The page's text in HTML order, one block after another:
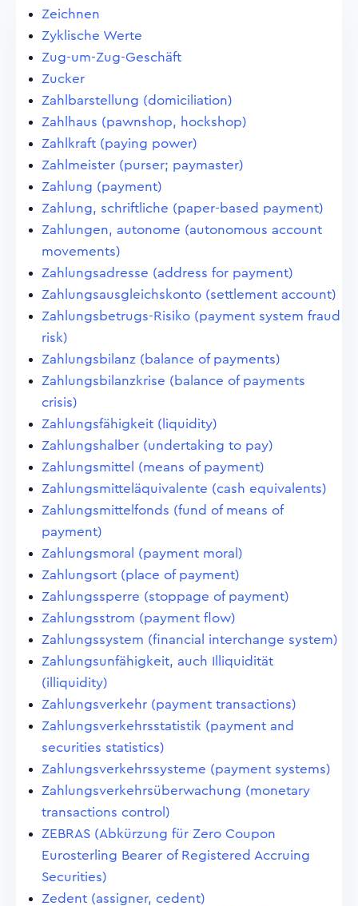
Zeichnen
Zyklische Werte
Zug-um-Zug-Geschäft
Zucker
Zahlbarstellung (domiciliation)
Zahlhaus (pawnshop, hockshop)
Zahlkraft (paying power)
Zahlmeister (purser; paymaster)
Zahlung (payment)
Zahlung, schriftliche (paper-based payment)
Zahlungen, autonome (autonomous account
movements)
Zahlungsadresse (address for payment)
Zahlungsausgleichskonto (settlement account)
Zahlungsbetrugs-Risiko (payment system fraud
risk)
Zahlungsbilanz (balance of payments)
Zahlungsbilanzkrise (balance of payments
crisis)
Zahlungsfähigkeit (liquidity)
Zahlungshalber (undertaking to pay)
Zahlungsmittel (means of payment)
Zahlungsmitteläquivalente (cash equivalents)
Zahlungsmittelfonds (fund of means of
payment)
Zahlungsmoral (payment moral)
Zahlungsort (place of payment)
Zahlungssperre (stoppage of payment)
Zahlungsstrom (payment flow)
Zahlungssystem (financial interchange system)
Zahlungsunfähigkeit, auch Illiquidität
(illiquidity)
Zahlungsverkehr (payment transactions)
Zahlungsverkehrsstatistik (payment and
securities statistics)
Zahlungsverkehrssysteme (payment systems)
Zahlungsverkehrsüberwachung (monetary
transactions control)
ZEBRAS (Abkürzung für Zero Coupon
Eurosterling Bearer of Registered Accruing
Securities)
Zedent (assigner, cedent)